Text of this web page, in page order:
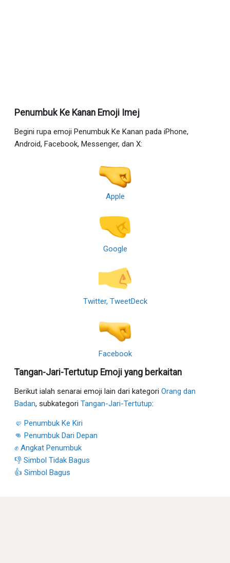
Penumbuk Ke Kanan Emoji Imej
Begini rupa emoji Penumbuk Ke Kanan pada iPhone,
Android, Facebook, Messenger, dan X:
Apple
Google
Twitter, TweetDeck
Facebook
Tangan-Jari-Tertutup Emoji yang berkaitan
Berikut ialah senarai emoji lain dari kategori Orang dan
Badan, subkategori Tangan-Jari-Tertutup:
🤛 Penumbuk Ke Kiri
👊 Penumbuk Dari Depan
✊ Angkat Penumbuk
👎 Simbol Tidak Bagus
👍 Simbol Bagus